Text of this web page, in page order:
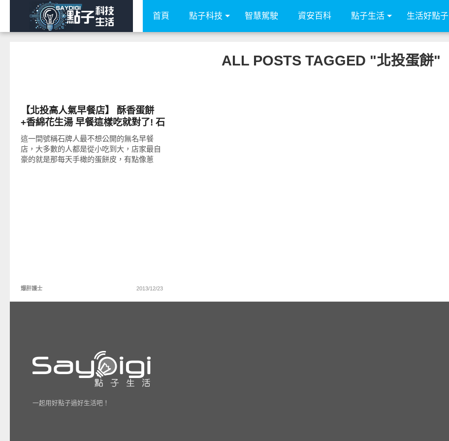
首頁 點子科技 智慧駕駛 資安百科 點子生活 生活好點子
ALL POSTS TAGGED "北投蛋餅"
【北投高人氣早餐店】 酥香蛋餅
+香綿花生湯 早餐這樣吃就對了! 石
牌無名早餐店
這一間號稱石牌人最不想公開的無名早餐
店，大多數的人都是從小吃到大，店家最自
豪的就是那每天手橄的蛋餅皮，有點像蔥
爆肝護士 2013/12/23
一起用好點子過好生活吧！